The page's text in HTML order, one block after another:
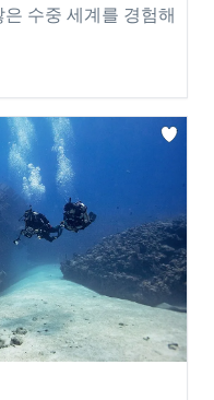
수중 세계를 경험해